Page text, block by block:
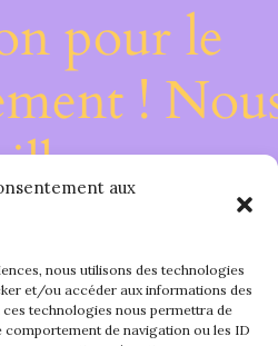
aux
nous utilisons des technologies
et/ou accéder aux informations des
technologies nous permettra de
comportement de navigation ou les ID
pour le
!
sur
chose de
–